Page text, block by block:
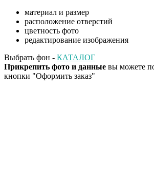
материал и размер
расположение отверстий
цветность фото
редактирование изображения
Выбрать фон - КАТАЛОГ
Прикрепить фото и данные вы можете
кнопки "Оформить заказ"